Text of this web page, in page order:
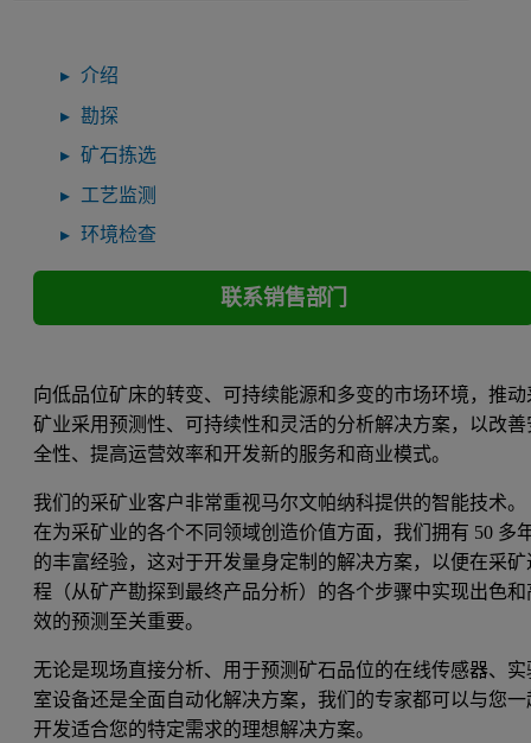
介绍
勘探
矿石拣选
工艺监测
环境检查
联系销售部门
向低品位矿床的转变、可持续能源和多变的市场环境，推动
矿业采用预测性、可持续性和灵活的分析解决方案，以改善
全性、提高运营效率和开发新的服务和商业模式。
我们的采矿业客户非常重视马尔文帕纳科提供的智能技术。
在为采矿业的各个不同领域创造价值方面，我们拥有 50 多
的丰富经验，这对于开发量身定制的解决方案，以便在采矿
程（从矿产勘探到最终产品分析）的各个步骤中实现出色和
效的预测至关重要。
无论是现场直接分析、用于预测矿石品位的在线传感器、实
室设备还是全面自动化解决方案，我们的专家都可以与您一
开发适合您的特定需求的理想解决方案。